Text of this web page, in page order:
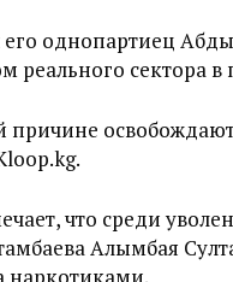
однопартиец
реального сектора в
причине
что среди
Алымбая